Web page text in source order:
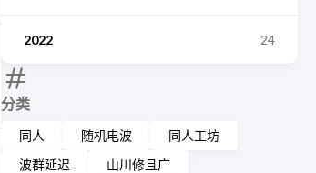
2022 24
分类
同人 随机电波
同人工坊
波群延迟
山川修且广